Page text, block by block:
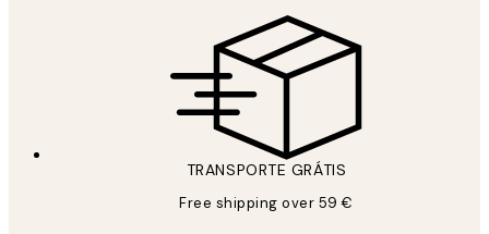
TRANSPORTE GRÁTIS
Free shipping over 59 €